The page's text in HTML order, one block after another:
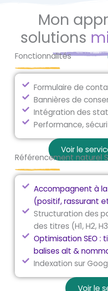
Mon
solutions
Fonctionnalités
Formulaire de
Bannières de
Intégration des
Performance,
Voir le
Référencement naturel
Accompagnent à
(positif, rassurant
Structuration des
des titres (H1, H2,
Optimisation SEO :
balises alt &
Indexation sur
Voir le